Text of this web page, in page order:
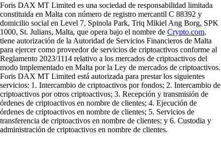
Foris DAX MT Limited es una sociedad de responsabilidad limitada
constituida en Malta con número de registro mercantil C 88392 y
domicilio social en Level 7, Spinola Park, Triq Mikiel Ang Borg, SPK
1000, St. Julians, Malta, que opera bajo el nombre de Crypto.com,
tiene autorización de la Autoridad de Servicios Financieros de Malta
para ejercer como proveedor de servicios de criptoactivos conforme al
Reglamento 2023/1114 relativo a los mercados de criptoactivos del
modo implementado en Malta por la Ley de mercados de criptoactivos.
Foris DAX MT Limited está autorizada para prestar los siguientes
servicios: 1. Intercambio de criptoactivos por fondos; 2. Intercambio de
criptoactivos por otros criptoactivos; 3. Recepción y transmisión de
órdenes de criptoactivos en nombre de clientes; 4. Ejecución de
órdenes de criptoactivos en nombre de clientes; 5. Servicios de
transferencia de criptoactivos en nombre de clientes; y 6. Custodia y
administración de criptoactivos en nombre de clientes.